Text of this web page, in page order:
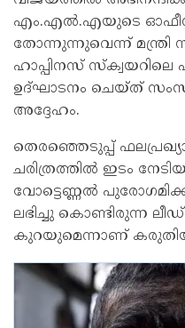
എം.എൽ.എയുടെ
തോന്നുന്നുവെന്ന്
ഹാപ്പിനസ്
ഉദ്ഘാടനം ചെയ്ത്
അദ്ദേഹം.
തെരഞ്ഞെടുപ്പ്
ചരിത്രത്തിൽ ഇടം
വോട്ടെണ്ണൽ
ലഭിച്ചു കൊണ്ടിരുന്ന
കുറയുമെന്നാണ്